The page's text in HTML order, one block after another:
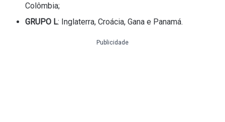
Colômbia;
GRUPO L: Inglaterra, Croácia, Gana e Panamá.
Publicidade